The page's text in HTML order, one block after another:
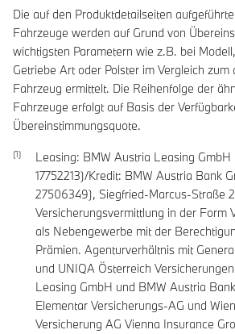
Die auf den Produktdetailseiten
Fahrzeuge werden auf Grund von
wichtigsten Parametern wie z.B. bei
Getriebe Art oder Polster im Vergleich zum
Fahrzeug ermittelt. Die Reihenfolge der
Fahrzeuge erfolgt auf Basis der
Übereinstimmungsquote.
Leasing: BMW Austria Leasing GmbH
17752213)/Kredit: BMW Austria Bank
27506349), Siegfried-Marcus-Straße
Versicherungsvermittlung in der Form
als Nebengewerbe mit der
Prämien. Agenturverhältnis mit
und UNIQA Österreich
Leasing GmbH und BMW Austria
Elementar Versicherungs-AG und
Versicherung AG Vienna Insurance